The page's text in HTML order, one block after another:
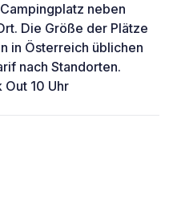
neben
Die Größe der Plätze
in Österreich üblichen
nach Standorten.
Out 10 Uhr